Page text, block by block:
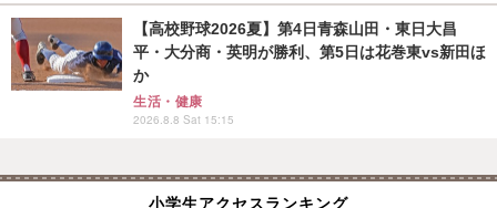
【高校野球2026夏】第4日青森山田・東日大昌
平・大分商・英明が勝利、第5日は花巻東vs新田ほ
か
生活・健康
2026.8.8 Sat 15:15
小学生アクセスランキング